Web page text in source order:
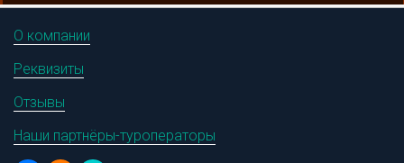
О компании
Реквизиты
Отзывы
Наши партнёры-туроператоры